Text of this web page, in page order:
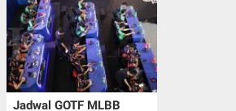
Jadwal GOTF MLBB